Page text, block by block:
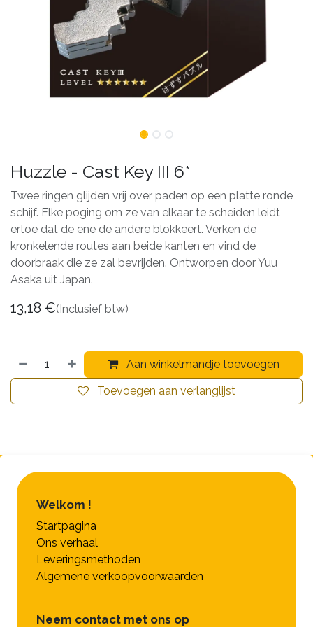
Huzzle - Cast Key III 6*
Twee ringen glijden vrij over paden op een platte ronde
schijf. Elke poging om ze van elkaar te scheiden leidt
ertoe dat de ene de andere blokkeert. Verken de
kronkelende routes aan beide kanten en vind de
doorbraak die ze zal bevrijden. Ontworpen door Yuu
Asaka uit Japan.
13,18 €(Inclusief btw)
Aan winkelmandje toevoegen
Toevoegen aan verlanglijst
Welkom !
Startpagina
Ons verhaal
Leveringsmethoden
Algemene verkoopvoorwaarden
Neem contact met ons op